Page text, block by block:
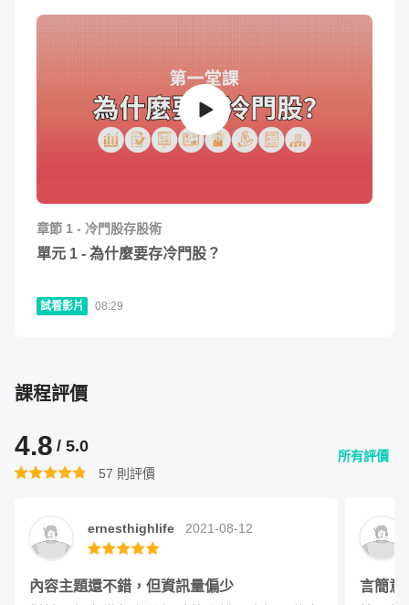
明，並解釋它背後代表的意義，即使你過去沒有專業財
門檻低：
嫌早，少少金額也能透過零股交易開始。
章節 1 - 冷門股存股術
單元 1 - 為什麼要存冷門股？
試看影片 08:29
課程評價
4.8 / 5.0
57 則評價
所有評價
ernesthighlife 2021-08-12
內容主題還不錯，但資訊量偏少
言簡意